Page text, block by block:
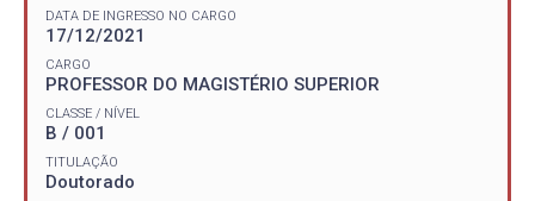
DATA DE INGRESSO NO CARGO
17/12/2021
CARGO
PROFESSOR DO MAGISTÉRIO SUPERIOR
CLASSE / NÍVEL
B / 001
TITULAÇÃO
Doutorado